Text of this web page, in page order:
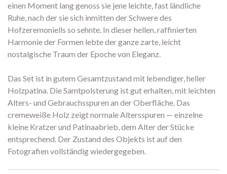
einen Moment lang genoss sie jene leichte, fast ländliche
Ruhe, nach der sie sich inmitten der Schwere des
Hofzeremoniells so sehnte. In dieser hellen, raffinierten
Harmonie der Formen lebte der ganze zarte, leicht
nostalgische Traum der Epoche von Eleganz.
Das Set ist in gutem Gesamtzustand mit lebendiger, heller
Holzpatina. Die Samtpolsterung ist gut erhalten, mit leichten
Alters- und Gebrauchsspuren an der Oberfläche. Das
cremeweiße Holz zeigt normale Altersspuren — einzelne
kleine Kratzer und Patinaabrieb, dem Alter der Stücke
entsprechend. Der Zustand des Objekts ist auf den
Fotografien vollständig wiedergegeben.